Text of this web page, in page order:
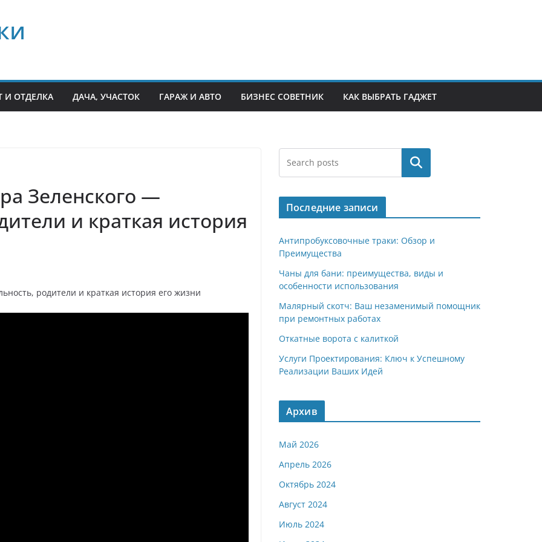
И ОТДЕЛКА ДАЧА, УЧАСТОК ГАРАЖ И АВТО БИЗНЕС СОВЕТНИК КАК ВЫБРАТЬ ГАДЖЕТ
Зеленского —
и краткая история
Поиск
Последние записи
Антипробуксовочные траки: Обзор и
Преимущества
Чаны для бани: преимущества, виды и
особенности использования
Малярный скотч: Ваш незаменимый помощник
при ремонтных работах
Откатные ворота с калиткой
Услуги Проектирования: Ключ к Успешному
Реализации Ваших Идей
Архив
Май 2026
Апрель 2026
Октябрь 2024
Август 2024
Июль 2024